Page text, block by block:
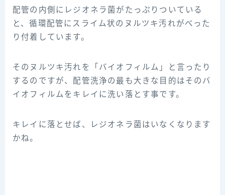
配管の内側にレジオネラ菌がたっぷりついている
と、循環配管にスライム状のヌルツキ汚れがべった
り付着しています。
そのヌルツキ汚れを「バイオフィルム」と言ったり
するのですが、配管洗浄の最も大きな目的はそのバ
イオフィルムをキレイに洗い落とす事です。
キレイに落とせば、レジオネラ菌はいなくなります
かね。